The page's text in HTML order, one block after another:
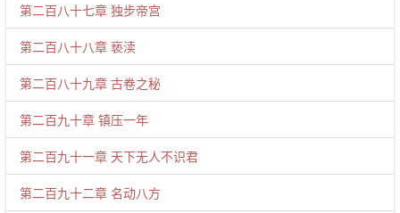
第二百八十七章 独步帝宫
第二百八十八章 亵渎
第二百八十九章 古卷之秘
第二百九十章 镇压一年
第二百九十一章 天下无人不识君
第二百九十二章 名动八方